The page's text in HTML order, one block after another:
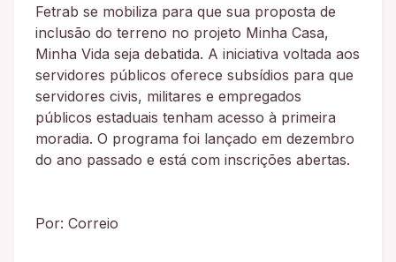
Fetrab se mobiliza para que sua proposta de
inclusão do terreno no projeto Minha Casa,
Minha Vida seja debatida. A iniciativa voltada aos
servidores públicos oferece subsídios para que
servidores civis, militares e empregados
públicos estaduais tenham acesso à primeira
moradia. O programa foi lançado em dezembro
do ano passado e está com inscrições abertas.
Por: Correio